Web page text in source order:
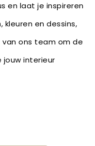
en laat je inspireren
en dessins,
ons team om de
jouw interieur